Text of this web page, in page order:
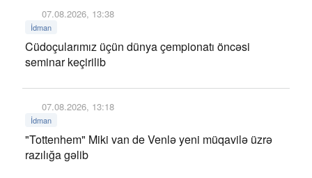
07.08.2026, 13:38
İdman
Cüdoçularımız üçün dünya çempionatı öncəsi
seminar keçirilib
07.08.2026, 13:18
İdman
"Tottenhem" Miki van de Venlə yeni müqavilə üzrə
razılığa gəlib